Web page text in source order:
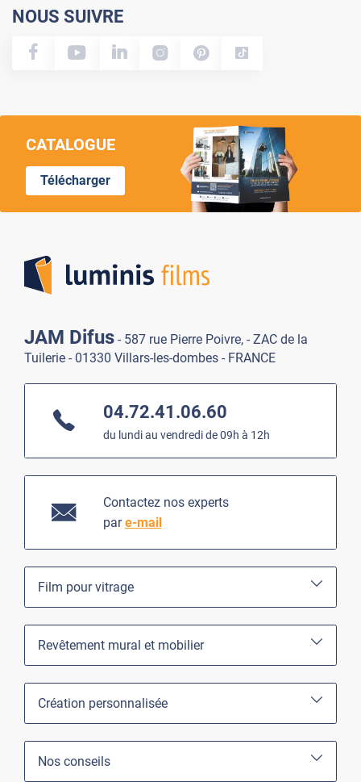
NOUS SUIVRE
CATALOGUE
Télécharger
JAM Difus - 587 rue Pierre Poivre, - ZAC de la
Tuilerie - 01330 Villars-les-dombes - FRANCE
04.72.41.06.60
du lundi au vendredi de 09h à 12h
Contactez nos experts
pare-mail
Film pour vitrage
Revêtement mural et mobilier
Création personnalisée
Nos conseils